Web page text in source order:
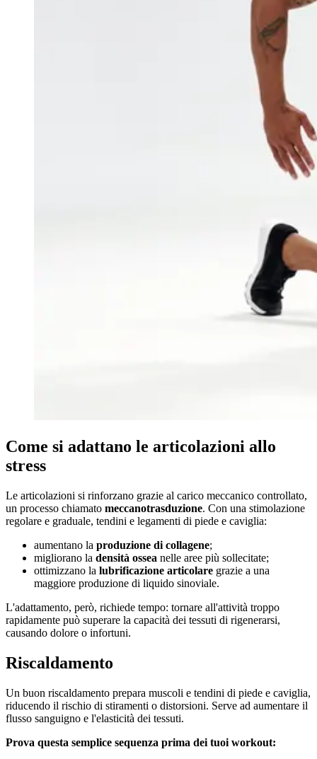
Come si adattano le articolazioni allo
stress
Le articolazioni si rinforzano grazie al carico meccanico controllato,
un processo chiamato meccanotrasduzione. Con una stimolazione
regolare e graduale, tendini e legamenti di piede e caviglia:
aumentano la produzione di collagene;
migliorano la densità ossea nelle aree più sollecitate;
ottimizzano la lubrificazione articolare grazie a una
maggiore produzione di liquido sinoviale.
L'adattamento, però, richiede tempo: tornare all'attività troppo
rapidamente può superare la capacità dei tessuti di rigenerarsi,
causando dolore o infortuni.
Riscaldamento
Un buon riscaldamento prepara muscoli e tendini di piede e caviglia,
riducendo il rischio di stiramenti o distorsioni. Serve ad aumentare il
flusso sanguigno e l'elasticità dei tessuti.
Prova questa semplice sequenza prima dei tuoi workout: